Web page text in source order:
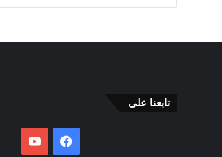
تابعنا على
فيسبوكيوتيوب